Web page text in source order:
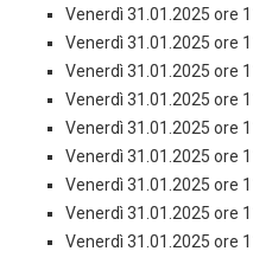
Venerdì 31.01.2025 ore
Venerdì 31.01.2025 ore
Venerdì 31.01.2025 ore
Venerdì 31.01.2025 ore
Venerdì 31.01.2025 ore
Venerdì 31.01.2025 ore
Venerdì 31.01.2025 ore
Venerdì 31.01.2025 ore
Venerdì 31.01.2025 ore